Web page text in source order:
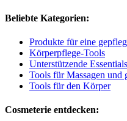
Beliebte Kategorien:
Produkte für eine
Körperpflege-Tools
Unterstützende
Tools für Massagen und
Tools für den Körper
Cosmeterie entdecken: